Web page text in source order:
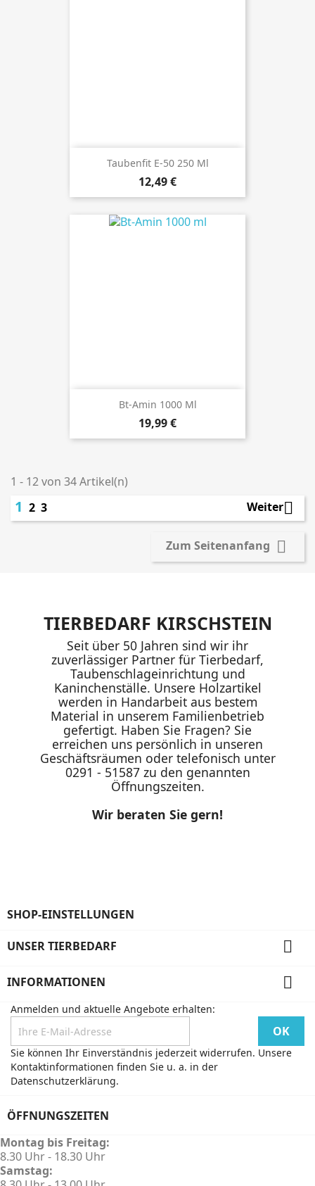
Taubenfit E-50 250 Ml
Preis
12,49 €
Bt-Amin 1000 Ml
Preis
19,99 €
1 - 12 von 34 Artikel(n)
1 2 3 Weiter
Zum Seitenanfang 
TIERBEDARF KIRSCHSTEIN
Seit über 50 Jahren sind wir ihr
zuverlässiger Partner für Tierbedarf,
Taubenschlageinrichtung und
Kaninchenställe. Unsere Holzartikel
werden in Handarbeit aus bestem
Material in unserem Familienbetrieb
gefertigt. Haben Sie Fragen? Sie
erreichen uns persönlich in unseren
Geschäftsräumen oder telefonisch unter
0291 - 51587 zu den genannten
Öffnungszeiten.
Wir beraten Sie gern!
SHOP-EINSTELLUNGEN
UNSER TIERBEDARF 
INFORMATIONEN 
Anmelden und aktuelle Angebote erhalten:
Sie können Ihr Einverständnis jederzeit widerrufen. Unsere
Kontaktinformationen finden Sie u. a. in der
Datenschutzerklärung.
ÖFFNUNGSZEITEN
Montag bis Freitag:
8.30 Uhr - 18.30 Uhr
Samstag: